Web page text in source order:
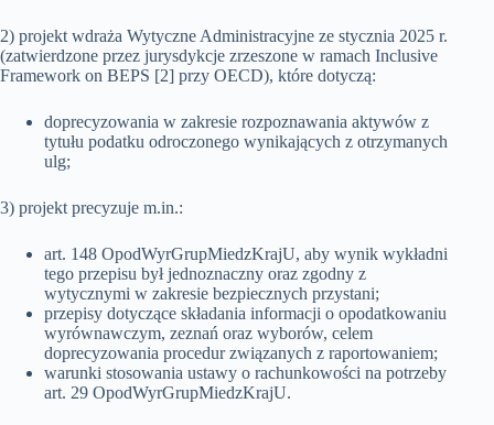
2) projekt wdraża Wytyczne Administracyjne ze stycznia 2025 r.
(zatwierdzone przez jurysdykcje zrzeszone w ramach Inclusive
Framework on BEPS [2] przy OECD), które dotyczą:
doprecyzowania w zakresie rozpoznawania aktywów z
tytułu podatku odroczonego wynikających z otrzymanych
ulg;
3) projekt precyzuje m.in.:
art. 148 OpodWyrGrupMiedzKrajU, aby wynik wykładni
tego przepisu był jednoznaczny oraz zgodny z
wytycznymi w zakresie bezpiecznych przystani;
przepisy dotyczące składania informacji o opodatkowaniu
wyrównawczym, zeznań oraz wyborów, celem
doprecyzowania procedur związanych z raportowaniem;
warunki stosowania ustawy o rachunkowości na potrzeby
art. 29 OpodWyrGrupMiedzKrajU.